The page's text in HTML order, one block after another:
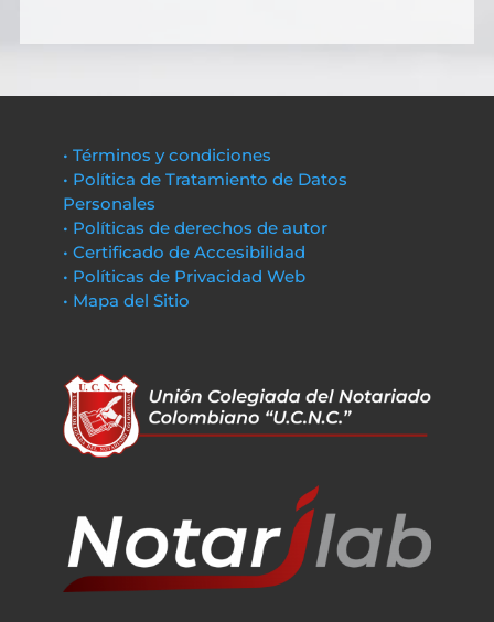
• Términos y condiciones
• Política de Tratamiento de Datos
Personales
• Políticas de derechos de autor
• Certificado de Accesibilidad
• Políticas de Privacidad Web
• Mapa del Sitio